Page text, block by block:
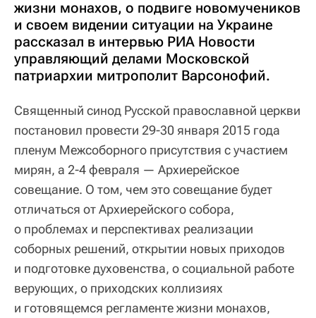
жизни монахов, о подвиге новомучеников
и своем видении ситуации на Украине
рассказал в интервью РИА Новости
управляющий делами Московской
патриархии митрополит Варсонофий.
Священный синод Русской православной церкви
постановил провести 29-30 января 2015 года
пленум Межсоборного присутствия с участием
мирян, а 2-4 февраля — Архиерейское
совещание. О том, чем это совещание будет
отличаться от Архиерейского собора,
о проблемах и перспективах реализации
соборных решений, открытии новых приходов
и подготовке духовенства, о социальной работе
верующих, о приходских коллизиях
и готовящемся регламенте жизни монахов,